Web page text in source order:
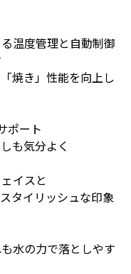
温度管理と自動制御
焼き」性能を向上し
ポート
も気分よく
イスと
タイリッシュな印象
水の力で落としやす